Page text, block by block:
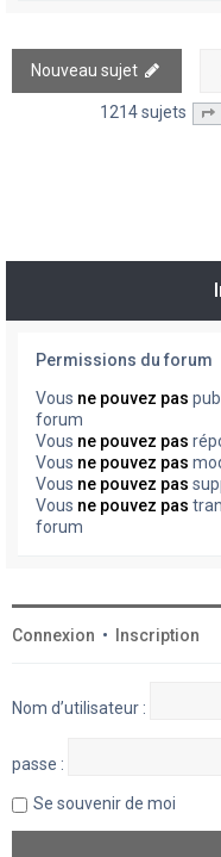
Nouveau sujet
1214 sujets
Permissions du forum
Vous ne pouvez pas
forum
Vous ne pouvez pas
Vous ne pouvez pas
Vous ne pouvez pas
Vous ne pouvez pas
forum
Connexion • Inscription
Nom d’utilisateur :
passe :
Se souvenir de moi